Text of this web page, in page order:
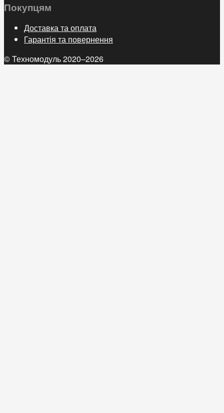
Покупцям
Доставка та оплата
Гарантія та повернення
© Техномодуль 2020–2026